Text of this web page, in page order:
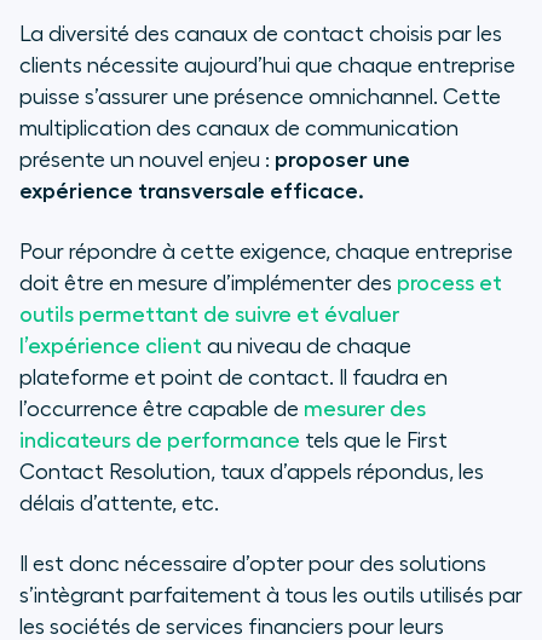
La diversité des canaux de contact choisis par les
clients nécessite aujourd’hui que chaque entreprise
puisse s’assurer une présence omnichannel. Cette
multiplication des canaux de communication
présente un nouvel enjeu : proposer une
expérience transversale efficace.
Pour répondre à cette exigence, chaque entreprise
doit être en mesure d’implémenter des process et
outils permettant de suivre et évaluer
l’expérience client au niveau de chaque
plateforme et point de contact. Il faudra en
l’occurrence être capable de mesurer des
indicateurs de performance tels que le First
Contact Resolution, taux d’appels répondus, les
délais d’attente, etc.
Il est donc nécessaire d’opter pour des solutions
s’intègrant parfaitement à tous les outils utilisés par
les sociétés de services financiers pour leurs